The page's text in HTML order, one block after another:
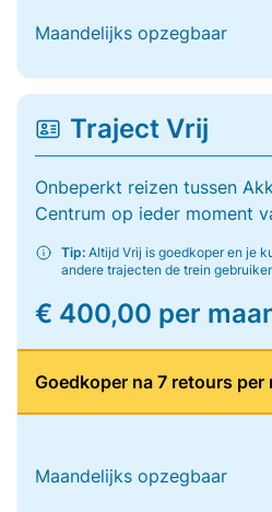
Maandelijks opzegbaar
Traject Vrij
Onbeperkt reizen tussen
Centrum op ieder moment
Tip: Altijd Vrij is goedkoper en je
andere trajecten de trein
€ 400,00 per
Goedkoper na 7 retours per
Maandelijks opzegbaar